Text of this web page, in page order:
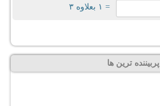
= ۱ بعلاوه ۳
پربیننده ترین ها